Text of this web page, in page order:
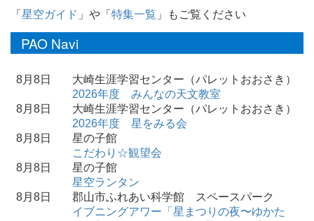
「星空ガイド 」や「特集一覧 」もご覧ください
PAO Navi